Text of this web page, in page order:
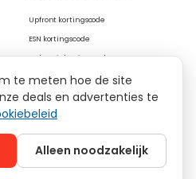
Upfront kortingscode
ESN kortingscode
Body & Fit kortingscode
Myprotein kortingscode
XXL Nutrition kortingscode
AYBL kortingscode
YoungLA kortingscode
Gymshark kortingscode
te meten hoe de site
deals en advertenties te
Alleen noodzakelijk